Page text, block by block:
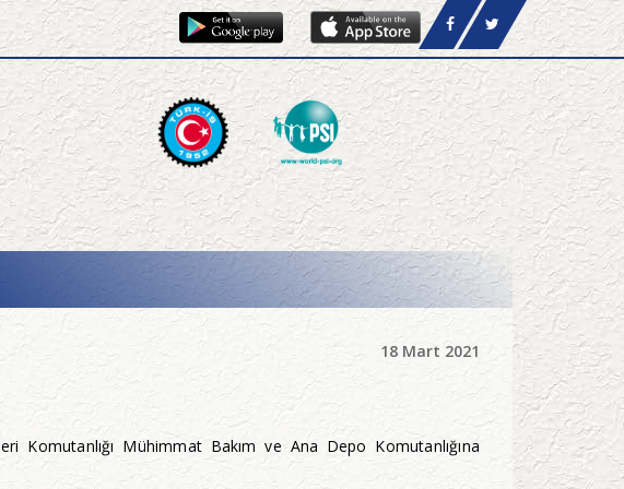
18 Mart 2021
Komutanlığı Mühimmat Bakım ve Ana Depo Komutanlığına